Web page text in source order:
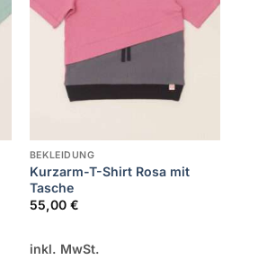
BEKLEIDUNG
Kurzarm-T-Shirt Rosa mit
Tasche
55,00 €
inkl. MwSt.